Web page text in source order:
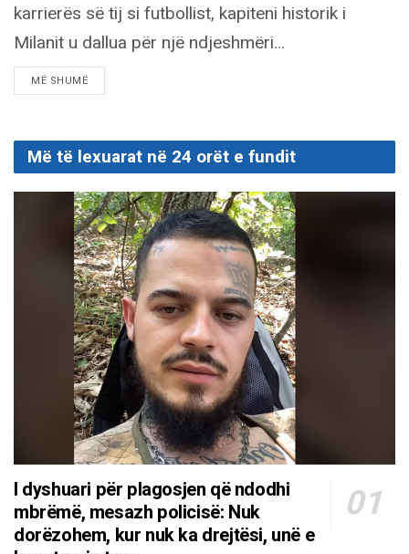
karrierës së tij si futbollist, kapiteni historik i
Milanit u dallua për një ndjeshmëri...
MË SHUMËDETAILS
Më të lexuarat në 24 orët e fundit
I dyshuari për plagosjen që ndodhi
mbrëmë, mesazh policisë: Nuk
dorëzohem, kur nuk ka drejtësi, unë e